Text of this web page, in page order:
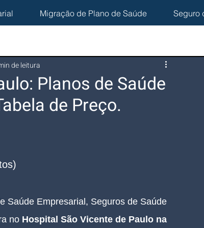
Migração de Plano de Saúde Seguro
Planos de Saúde
de Preço.
de leitura
Saúde Empresarial, Seguros de Saúde
no Hospital São Vicente de Paulo na